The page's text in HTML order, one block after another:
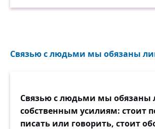
Какие звонки и сигналы есть,
Какой-то там этикет,
Удобно иль нет к нему
Связью с людьми мы обязаны
Связью с людьми мы обязаны
собственным усилиям: стоит
писать или говорить, стоит